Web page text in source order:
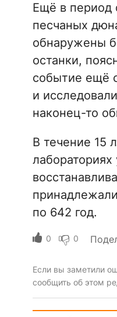
Ещё в период
песчаных
обнаружены
останки,
событие ещё
и
наконец-то
В течение 15
по 642 год.
0 0
Если вы заметили
сообщить об этом